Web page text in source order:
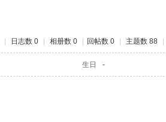
日志数 0 相册数 0 回帖数 0 主题数 88
生日 -